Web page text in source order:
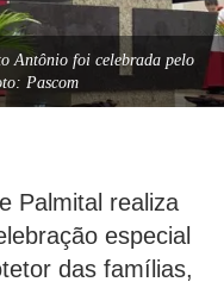
Antônio foi celebrada pelo
Pascom
Palmital realiza
especial
das famílias,